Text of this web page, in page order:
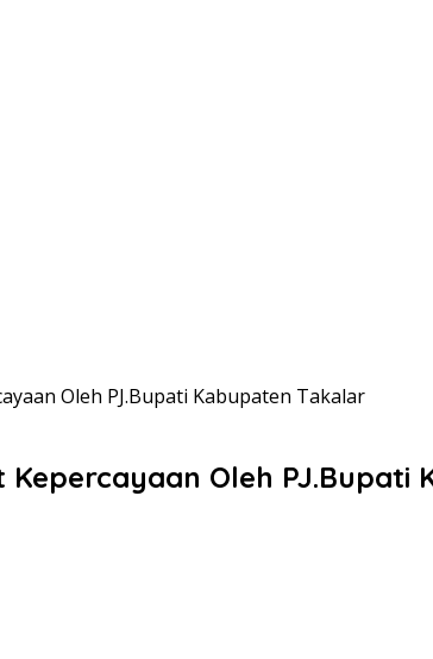
Oleh PJ.Bupati Kabupaten Takalar
Oleh PJ.Bupati